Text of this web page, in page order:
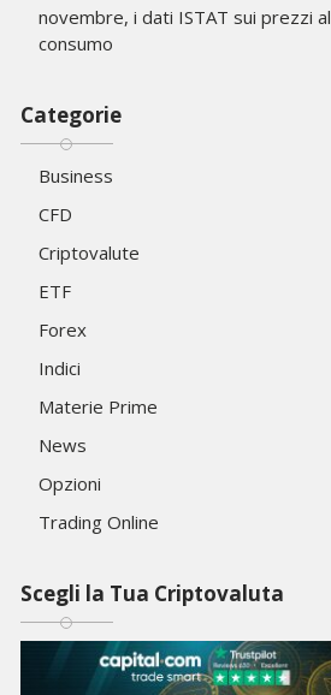
novembre, i dati ISTAT sui prezzi al
consumo
Categorie
Business
CFD
Criptovalute
ETF
Forex
Indici
Materie Prime
News
Opzioni
Trading Online
Scegli la Tua Criptovaluta